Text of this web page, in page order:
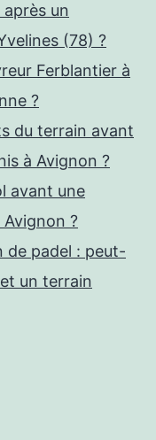
un
(78) ?
Ferblantier à
?
du terrain avant
à Avignon ?
avant une
?
de padel : peut-
un terrain